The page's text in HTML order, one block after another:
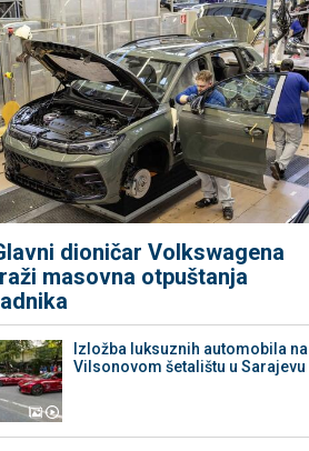
dioničar Volkswagena
masovna otpuštanja
Izložba luksuznih automobila na
Vilsonovom šetalištu u Sarajevu